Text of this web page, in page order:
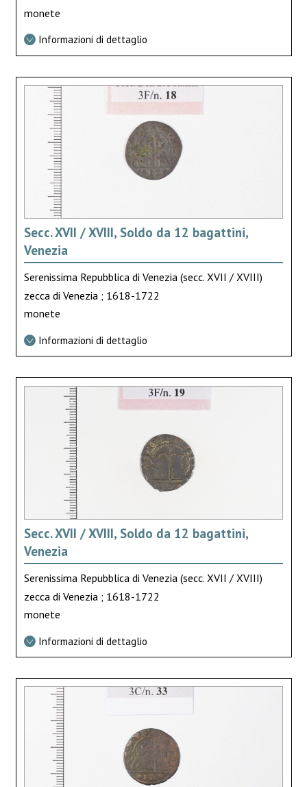
monete
Informazioni di dettaglio
Secc. XVII / XVIII, Soldo da 12 bagattini,
Venezia
Serenissima Repubblica di Venezia (secc. XVII / XVIII)
zecca di Venezia ; 1618-1722
monete
Informazioni di dettaglio
Secc. XVII / XVIII, Soldo da 12 bagattini,
Venezia
Serenissima Repubblica di Venezia (secc. XVII / XVIII)
zecca di Venezia ; 1618-1722
monete
Informazioni di dettaglio